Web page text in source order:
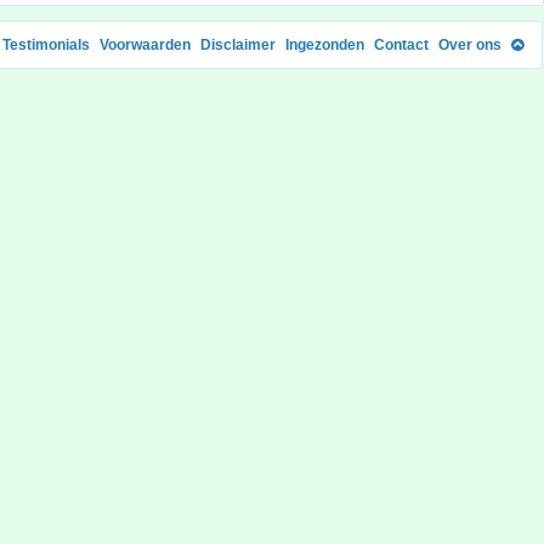
Testimonials Voorwaarden Disclaimer Ingezonden Contact Over ons